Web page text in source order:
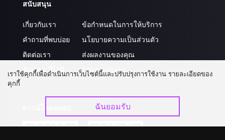
สนับสนุน
เกี่ยวกับเรา
คำถามที่พบบ่อย
ติดต่อเรา
อัปเกรด วีไอพี
ข้อกำหนดในการให้บริการ
นโยบายความเป็นส่วนตัว
ส่งผลงานของคุณ
ร่วมงานกับเรา
เราใช้คุกกี้เพื่อดำเนินการเว็บไซต์นี้และปรับปรุงการใช้งาน รายละเอียดของ
คุกกี้
ฉันยอมรับ